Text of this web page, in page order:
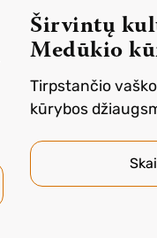
Širvintų
Medūkio
Tirpstančio
kūrybos